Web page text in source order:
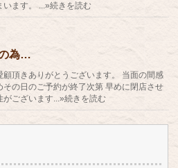
います。 ...»続きを読む
為…
顧頂きありがとうございます。 当面の間感
その日のご予約が終了次第 早めに閉店させ
がございます...»続きを読む